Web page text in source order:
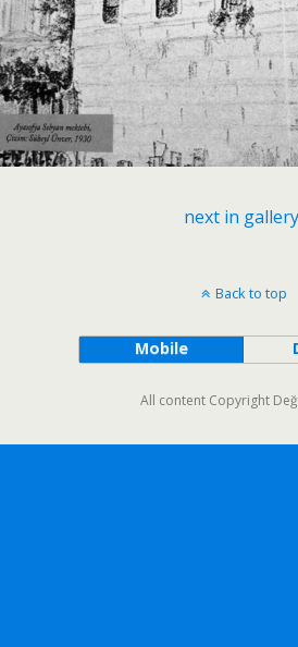
next in
Back to top
Mobile
All content Copyright